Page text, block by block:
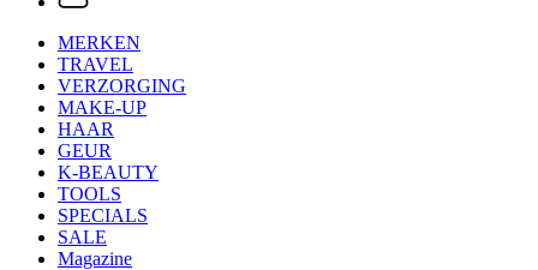
MERKEN
TRAVEL
VERZORGING
MAKE-UP
HAAR
GEUR
K-BEAUTY
TOOLS
SPECIALS
SALE
Magazine